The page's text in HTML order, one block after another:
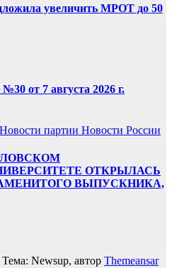
увеличить МРОТ до 50
от 7 августа 2026 г.
Новости партии Новости России
ОТКРЫЛАСЬ
ВЫПУСКНИКА,
Тема: Newsup, автор Themeansar